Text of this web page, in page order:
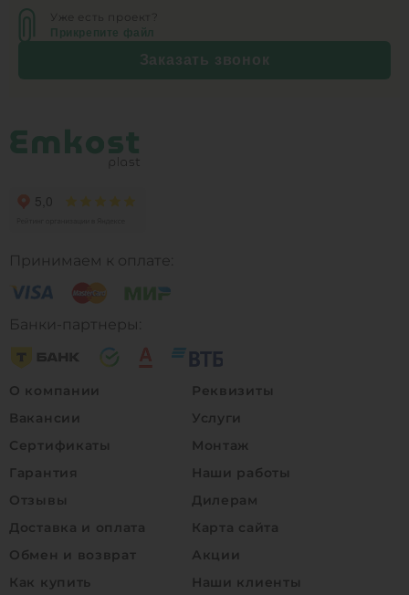
Уже есть проект?
Прикрепите файл
Заказать звонок
Принимаем к оплате:
Банки-партнеры:
О компании
Вакансии
Сертификаты
Гарантия
Отзывы
Доставка и оплата
Обмен и возврат
Как купить
Реквизиты
Услуги
Монтаж
Наши работы
Дилерам
Карта сайта
Акции
Наши клиенты